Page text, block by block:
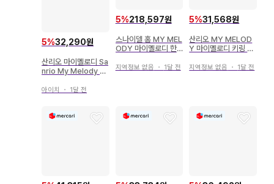
5%32,290원
산리오 마이멜로디 Sa
nrio My Melody 5
아이치 ・ 1달 전
5%218,597원
스나이델 홈 MY MEL
ODY 마이멜로디 한
지역정보 없음 ・ 1달 전
5%31,568원
산리오 MY MELOD
Y 마이멜로디 키링 골
지역정보 없음 ・ 1달 전